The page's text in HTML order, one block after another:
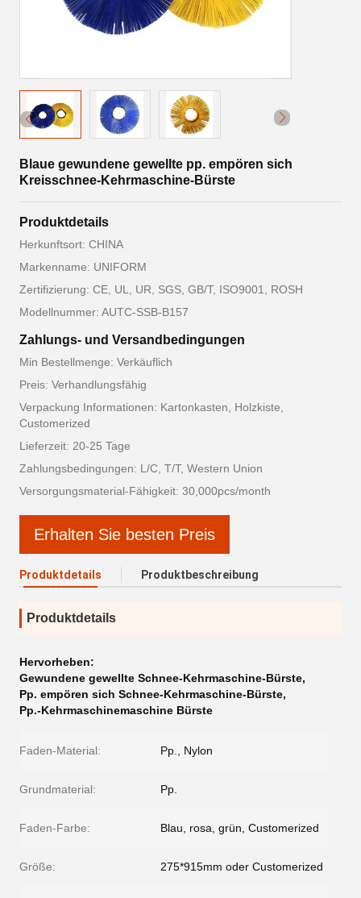
Blaue gewundene gewellte pp. empören sich
Kreisschnee-Kehrmaschine-Bürste
Produktdetails
Herkunftsort: CHINA
Markenname: UNIFORM
Zertifizierung: CE, UL, UR, SGS, GB/T, ISO9001, ROSH
Modellnummer: AUTC-SSB-B157
Zahlungs- und Versandbedingungen
Min Bestellmenge: Verkäuflich
Preis: Verhandlungsfähig
Verpackung Informationen: Kartonkasten, Holzkiste,
Customerized
Lieferzeit: 20-25 Tage
Zahlungsbedingungen: L/C, T/T, Western Union
Versorgungsmaterial-Fähigkeit: 30,000pcs/month
Erhalten Sie besten Preis
Produktdetails Produktbeschreibung
Produktdetails
Hervorheben:
Gewundene gewellte Schnee-Kehrmaschine-Bürste,
Pp. empören sich Schnee-Kehrmaschine-Bürste,
Pp.-Kehrmaschinemaschine Bürste
Faden-Material: Pp., Nylon
Grundmaterial: Pp.
Faden-Farbe: Blau, rosa, grün, Customerized
Größe: 275*915mm oder Customerized